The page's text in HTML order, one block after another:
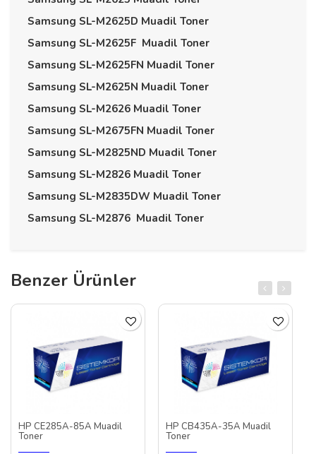
Samsung SL-M2625D Muadil Toner
Samsung SL-M2625F Muadil Toner
Samsung SL-M2625FN Muadil Toner
Samsung SL-M2625N Muadil Toner
Samsung SL-M2626 Muadil Toner
Samsung SL-M2675FN Muadil Toner
Samsung SL-M2825ND Muadil Toner
Samsung SL-M2826 Muadil Toner
Samsung SL-M2835DW Muadil Toner
Samsung SL-M2876 Muadil Toner
Benzer Ürünler
HP CE285A-85A Muadil
Toner
HP CB435A-35A Muadil
Toner